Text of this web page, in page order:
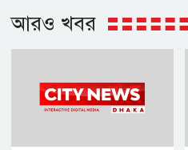
আরও খবর